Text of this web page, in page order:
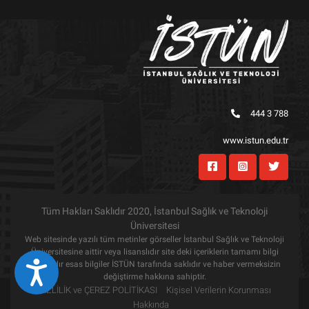
Eri&#351;ilebilirlik
444 3 788
www.istun.edu.tr
Tüm Hakları Saklıdır 2020, İstanbul Sağlık ve Teknoloji
Üniversitesi
Web sitesinde yazılı tüm metinler görseller İstanbul Sağlık ve Teknoloji
Üniversitesine aittir veya lisanslıdır site deki içeriklerin tamamı bilgi
amaçlıdır esas bilgiler İSTÜN tarafında saklıdır ve haber vermeksizin
değiştirme hakkına sahiptir.
GİZLİLİK ve ÇEREZ POLİTİKASI
Kişisel Verilerin Korunması
Hakkında